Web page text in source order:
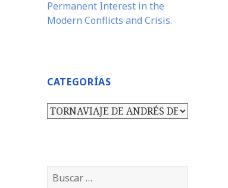
Permanent Interest in the
Modern Conflicts and Crisis.
CATEGORÍAS
Categorías
Buscar: